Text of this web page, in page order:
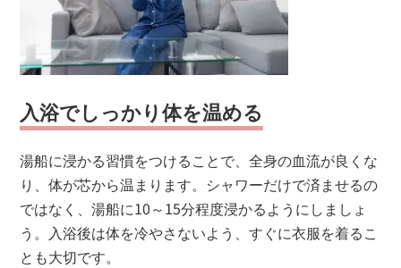
入浴でしっかり体を温める
湯船に浸かる習慣をつけることで、全身の血流が良くな
り、体が芯から温まります。シャワーだけで済ませるの
ではなく、湯船に10～15分程度浸かるようにしましょ
う。入浴後は体を冷やさないよう、すぐに衣服を着るこ
とも大切です。